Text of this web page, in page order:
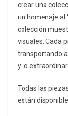
crear una
un homenaje al
colección
visuales. Cada
transportando
y lo
Todas las
están